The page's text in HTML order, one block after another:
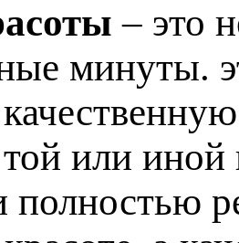
– это
минуты.
или иной
полностью